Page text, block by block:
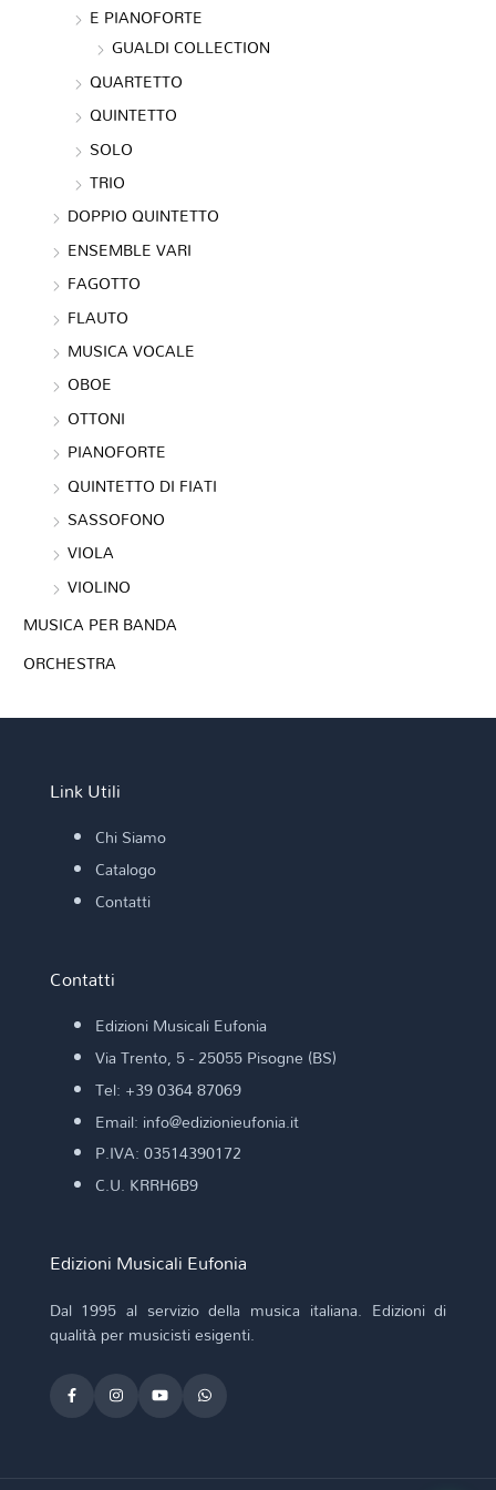
E PIANOFORTE
GUALDI COLLECTION
QUARTETTO
QUINTETTO
SOLO
TRIO
DOPPIO QUINTETTO
ENSEMBLE VARI
FAGOTTO
FLAUTO
MUSICA VOCALE
OBOE
OTTONI
PIANOFORTE
QUINTETTO DI FIATI
SASSOFONO
VIOLA
VIOLINO
MUSICA PER BANDA
ORCHESTRA
Link Utili
Chi Siamo
Catalogo
Contatti
Contatti
Edizioni Musicali Eufonia
Via Trento, 5 - 25055 Pisogne (BS)
Tel: +39 0364 87069
Email: info@edizionieufonia.it
P.IVA: 03514390172
C.U. KRRH6B9
Edizioni Musicali Eufonia
Dal 1995 al servizio della musica italiana. Edizioni di
qualità per musicisti esigenti.